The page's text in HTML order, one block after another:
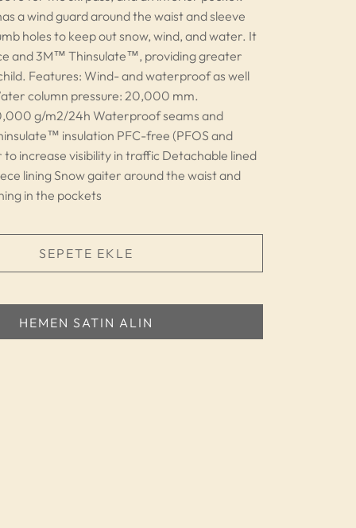
a wind guard around the waist and sleeve
holes to keep out snow, wind, and water. It
and 3M™ Thinsulate™, providing greater
Features: Wind- and waterproof as well
column pressure: 20,000 mm.
g/m2/24h Waterproof seams and
insulation PFC-free (PFOS and
increase visibility in traffic Detachable lined
lining Snow gaiter around the waist and
in the pockets
SEPETE EKLE
HEMEN SATIN ALIN